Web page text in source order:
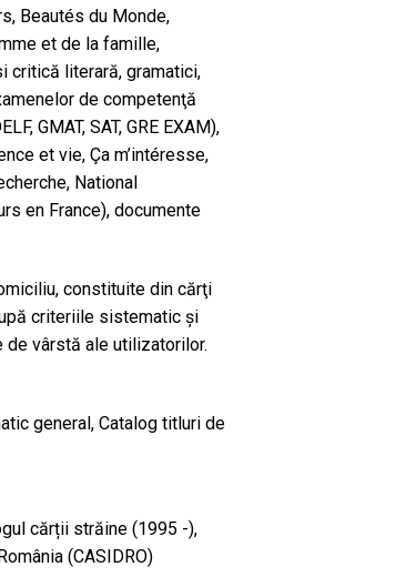
Beautés du Monde,
et de la famille,
critică literară, gramatici,
de competenţă
GMAT, SAT, GRE EXAM),
et vie, Ça m’intéresse,
National
en France), documente
constituite din cărţi
criteriile sistematic şi
vârstă ale utilizatorilor.
general, Catalog titluri de
cărții străine (1995 -),
(CASIDRO)